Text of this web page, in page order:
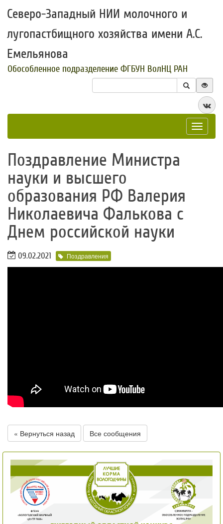
Северо-Западный НИИ молочного и
лугопастбищного хозяйства имени А.С.
Емельянова
Обособленное подразделение ФГБУН ВолНЦ РАН
Toggle
Поздравление Министра
науки и высшего
образования РФ Валерия
Николаевича Фалькова с
Днем российской науки
09.02.2021 Поздравления
« Вернуться назад Все сообщения